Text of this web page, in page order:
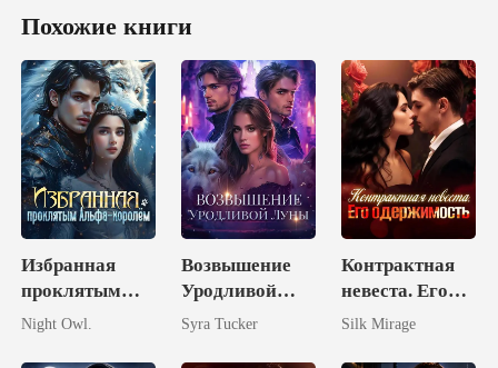
Похожие книги
Избранная
проклятым
Альфа-
Night Owl.
Возвышение
Уродливой
Луны
Syra Tucker
Контрактная
невеста. Его
одержимость
Silk Mirage